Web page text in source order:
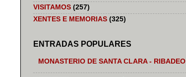
VISITAMOS (257)
XENTES E MEMORIAS (325)
ENTRADAS POPULARES
MONASTERIO DE SANTA CLARA - RIBADEO